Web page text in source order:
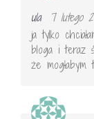
ula
7 lutego
ja tylko
bloga i teraz
że mogłabym